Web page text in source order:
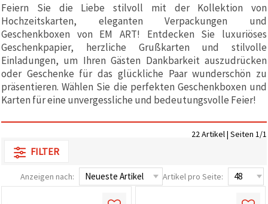
um das
ordnungsgemäße
Funktionieren
der Website
sicherzustellen,
Ihr
Nutzungserlebnis
zu
verbessern
und, mit
Ihrer
den
analysieren
sowie
Inhalte und
Werbung
Feiern Sie die Liebe stilvoll mit der Kollektion von
Hochzeitskarten, eleganten Verpackungen und
Geschenkboxen von EM ART! Entdecken Sie luxuriöses
Geschenkpapier, herzliche Grußkarten und stilvolle
Einladungen, um Ihren Gästen Dankbarkeit auszudrücken
oder Geschenke für das glückliche Paar wunderschön zu
präsentieren. Wählen Sie die perfekten Geschenkboxen und
Karten für eine unvergessliche und bedeutungsvolle Feier!
22 Artikel | Seiten 1/1
FILTER
Anzeigen nach: Artikel pro Seite: